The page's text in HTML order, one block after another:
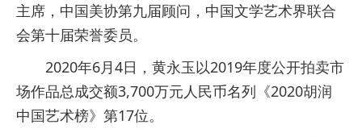
主席，中国美协第九届顾问，中国文学艺术界联合
会第十届荣誉委员。
2020年6月4日，黄永玉以2019年度公开拍卖市
场作品总成交额3,700万元人民币名列《2020胡润
中国艺术榜》第17位。